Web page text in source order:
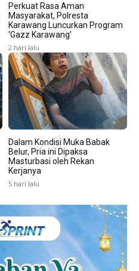
Perkuat Rasa Aman
Masyarakat, Polresta
Karawang Luncurkan Program
‘Gazz Karawang’
2 hari lalu
Dalam Kondisi Muka Babak
Belur, Pria ini Dipaksa
Masturbasi oleh Rekan
Kerjanya
5 hari lalu